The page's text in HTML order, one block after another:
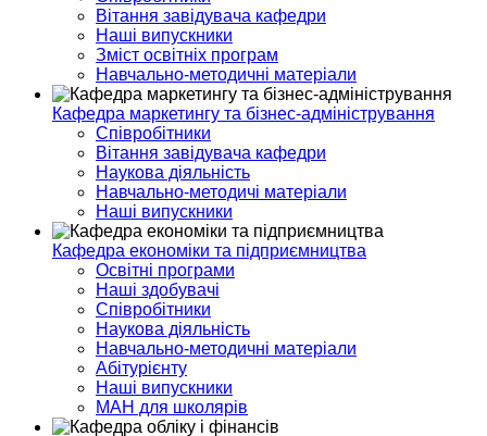
Вітання завідувача кафедри
Наші випускники
Зміст освітніх програм
Навчально-методичні матеріали
Кафедра маркетингу та бізнес-адміністрування
Співробітники
Вітання завідувача кафедри
Наукова діяльність
Навчально-методичі матеріали
Наші випускники
Кафедра економіки та підприємництва
Освітні програми
Наші здобувачі
Співробітники
Наукова діяльність
Навчально-методичні матеріали
Абітурієнту
Наші випускники
МАН для школярів